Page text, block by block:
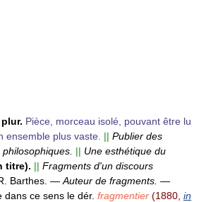
Pièce, morceau isolé, pouvant être lu
ensemble plus vaste. || Publier des
|| Une esthétique du
titre). || Fragments d'un discours
Barthes. — Auteur de fragments. —
dans ce sens le dér. fragmentier (1880, in